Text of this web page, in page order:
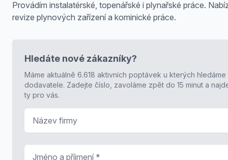
Provádím instalatérské, topenářské i plynařské práce.
revize plynových zařízení a kominické práce.
Hledáte nové zákazníky?
Máme aktuálně 6.618 aktivních poptávek u kterých hledáme
dodavatele. Zadejte číslo, zavoláme zpět do 15 minut a
ty pro vás.